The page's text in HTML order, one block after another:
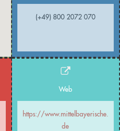
(+49) 800 2072 070
Web
https://www.mittelbayerische.
de